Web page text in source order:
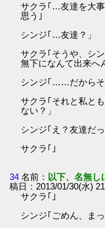
サクラ｢…友達を大
思う｣
シンジ｢…友達？」
サクラ｢そうや、シ
無下になんて出来へ
シンジ｢……だからそ
サクラ｢それと私と
ない？」
シンジ｢え？友達だっ
サクラ｢｣
34 名前： 以下、名無し
稿日：2013/01/30(水)
サクラ｢｣
シンジ｢ごめん、ま